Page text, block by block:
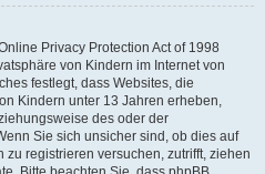
Privacy Protection Act of 1998
von Kindern im Internet von
festlegt, dass Websites, die
Kindern unter 13 Jahren erheben,
des oder der
Sie sich unsicher sind, ob dies auf
registrieren versuchen, zutrifft, ziehen